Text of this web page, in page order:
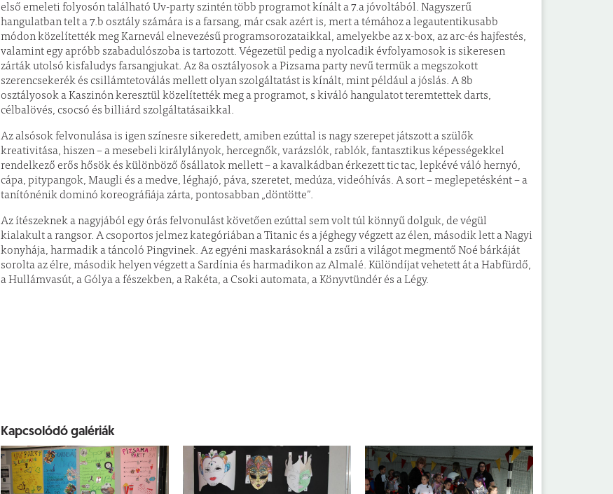
első emeleti folyosón található Uv-party szintén több programot kínált a 7.a jóvoltából. Nagyszerű
hangulatban telt a 7.b osztály számára is a farsang, már csak azért is, mert a témához a legautentikusabb
módon közelítették meg Karnevál elnevezésű programsorozataikkal, amelyekbe az x-box, az arc-és hajfestés,
valamint egy apróbb szabadulószoba is tartozott. Végezetül pedig a nyolcadik évfolyamosok is sikeresen
zárták utolsó kisfaludys farsangjukat. Az 8a osztályosok a Pizsama party nevű termük a megszokott
szerencsekerék és csillámtetoválás mellett olyan szolgáltatást is kínált, mint például a jóslás. A 8b
osztályosok a Kaszinón keresztül közelítették meg a programot, s kiváló hangulatot teremtettek darts,
célbalövés, csocsó és billiárd szolgáltatásaikkal.
Az alsósok felvonulása is igen színesre sikeredett, amiben ezúttal is nagy szerepet játszott a szülők
kreativitása, hiszen – a mesebeli királylányok, hercegnők, varázslók, rablók, fantasztikus képességekkel
rendelkező erős hősök és különböző ősállatok mellett – a kavalkádban érkezett tic tac, lepkévé váló hernyó,
cápa, pitypangok, Maugli és a medve, léghajó, páva, szeretet, medúza, videóhívás. A sort – meglepetésként – a
tanítónénik dominó koreográfiája zárta, pontosabban „döntötte”.
Az ítészeknek a nagyjából egy órás felvonulást követően ezúttal sem volt túl könnyű dolguk, de végül
kialakult a rangsor. A csoportos jelmez kategóriában a Titanic és a jéghegy végzett az élen, második lett a Nagyi
konyhája, harmadik a táncoló Pingvinek. Az egyéni maskarásoknál a zsűri a világot megmentő Noé bárkáját
sorolta az élre, második helyen végzett a Sardínia és harmadikon az Almalé. Különdíjat vehetett át a Habfürdő,
a Hullámvasút, a Gólya a fészekben, a Rakéta, a Csoki automata, a Könyvtündér és a Légy.
Kapcsolódó galériák